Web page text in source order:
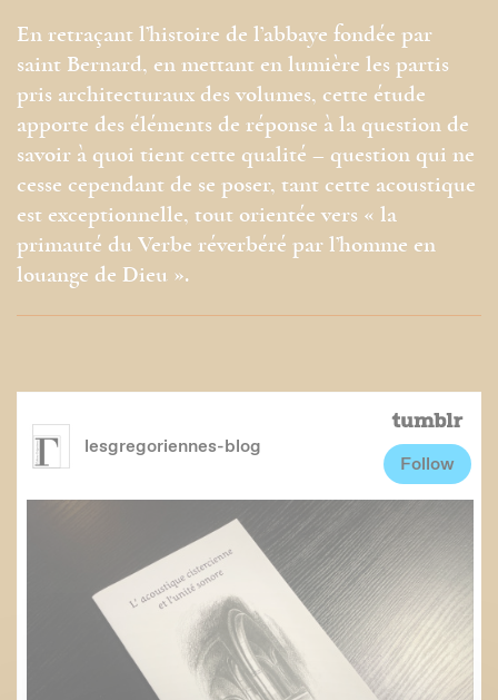
En retraçant l’histoire de l’abbaye fondée par
saint Bernard, en mettant en lumière les partis
pris architecturaux des volumes, cette étude
apporte des éléments de réponse à la question de
savoir à quoi tient cette qualité – question qui ne
cesse cependant de se poser, tant cette acoustique
est exceptionnelle, tout orientée vers « la
primauté du Verbe réverbéré par l’homme en
louange de Dieu ».